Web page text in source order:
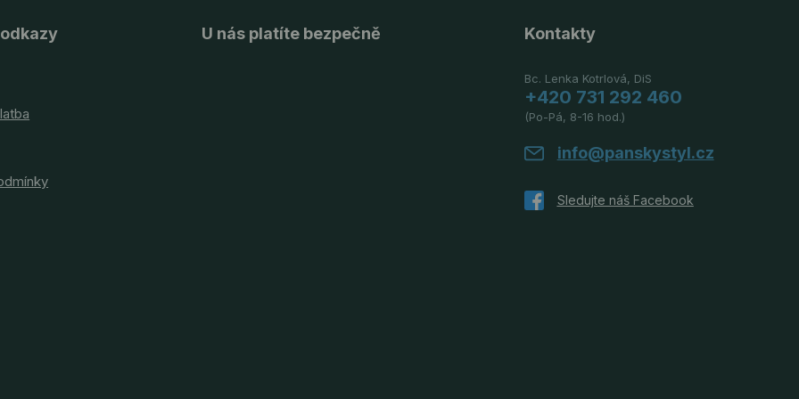
U nás platíte bezpečně Kontakty
Bc. Lenka Kotrlová, DiS
+420 731 292 460
(Po-Pá, 8-16 hod.)
info@panskystyl.cz